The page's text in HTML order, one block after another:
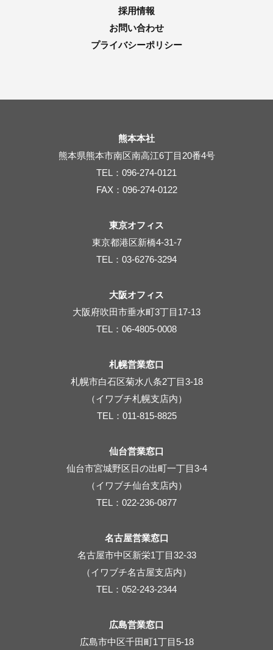
採用情報
お問い合わせ
プライバシーポリシー
熊本本社
熊本県熊本市南区南高江6丁目20番4号
TEL：096-274-0121
FAX：096-274-0122
東京オフィス
東京都港区新橋4-31-7
TEL：03-6276-3294
大阪オフィス
大阪府吹田市垂水町3丁目17-13
TEL：06-4805-0008
札幌営業窓口
札幌市白石区菊水八条2丁目3-18
（イワブチ札幌支店内）
TEL：011-815-8825
仙台営業窓口
仙台市宮城野区日の出町一丁目3-4
（イワブチ仙台支店内）
TEL：022-236-0877
名古屋営業窓口
名古屋市中区新栄1丁目32-33
（イワブチ名古屋支店内）
TEL：052-243-2344
広島営業窓口
広島市中区千田町1丁目5-18